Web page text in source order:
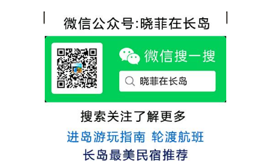
热情，能根据我提出的需求来安排房间，这
点很好。
很好，每顿饭也不重样的，海鲜确实是非常
的新鲜呢，另外值得一提的是，他家的海菜
包子非常好吃。 其实长岛可选的酒店、民宿
各不相同，可以根据自己的喜好选择。非常
推荐津岸民宿，关键是老板娘晓菲很细心、
热情，能根据我提出的需求来安排房间，这
点很好。